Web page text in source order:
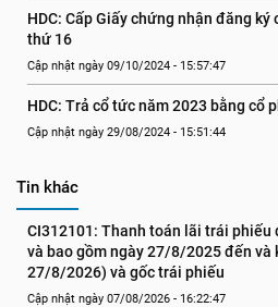
HDC: Cấp Giấy chứng nhận đăng
thứ 16
Cập nhật ngày 09/10/2024 - 15:57:47
HDC: Trả cổ tức năm 2023 bằng cổ
Cập nhật ngày 29/08/2024 - 15:51:44
Tin khác
CI312101: Thanh toán lãi trái
và bao gồm ngày 27/8/2025 đến và
27/8/2026) và gốc trái phiếu
Cập nhật ngày 07/08/2026 - 16:22:47